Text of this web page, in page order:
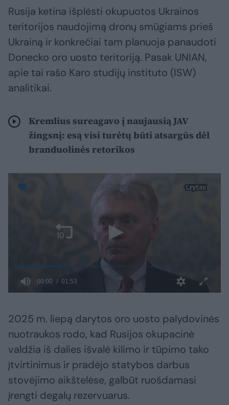
Rusija ketina išplėsti okupuotos Ukrainos
teritorijos naudojimą dronų smūgiams prieš
Ukrainą ir konkrečiai tam planuoja panaudoti
Donecko oro uosto teritoriją. Pasak UNIAN,
apie tai rašo Karo studijų instituto (ISW)
analitikai.
Kremlius sureagavo į naujausią JAV
žingsnį: esą visi turėtų būti atsargūs dėl
branduolinės retorikos
2025 m. liepą darytos oro uosto palydovinės
nuotraukos rodo, kad Rusijos okupacinė
valdžia iš dalies išvalė kilimo ir tūpimo tako
įtvirtinimus ir pradėjo statybos darbus
stovėjimo aikštelėse, galbūt ruošdamasi
įrengti degalų rezervuarus.